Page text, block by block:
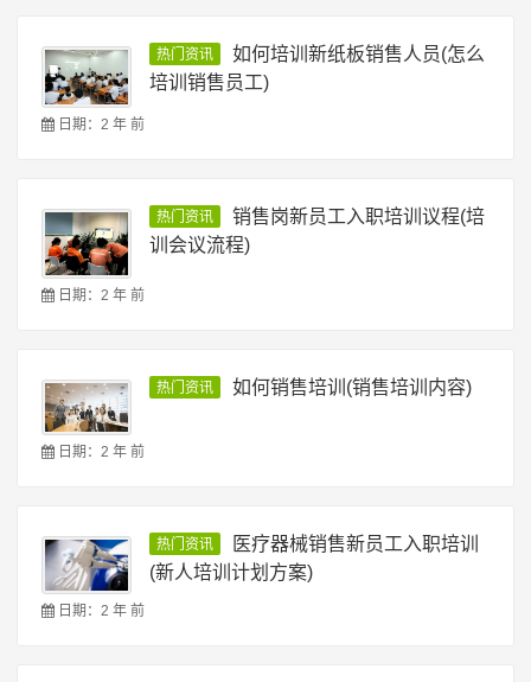
热门资讯
如何培训新纸板销售人员(怎么
培训销售员工)
日期：2 年 前
热门资讯
销售岗新员工入职培训议程(培
训会议流程)
日期：2 年 前
热门资讯 如何销售培训(销售培训内容)
日期：2 年 前
热门资讯
医疗器械销售新员工入职培训
(新人培训计划方案)
日期：2 年 前